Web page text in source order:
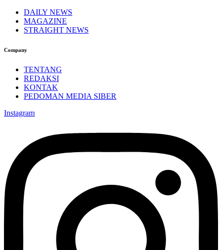
DAILY NEWS
MAGAZINE
STRAIGHT NEWS
Company
TENTANG
REDAKSI
KONTAK
PEDOMAN MEDIA SIBER
Instagram